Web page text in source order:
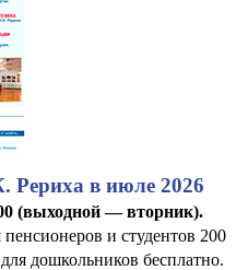
Рериха в июле 2026
(выходной — вторник).
и студентов 200
дошкольников бесплатно.